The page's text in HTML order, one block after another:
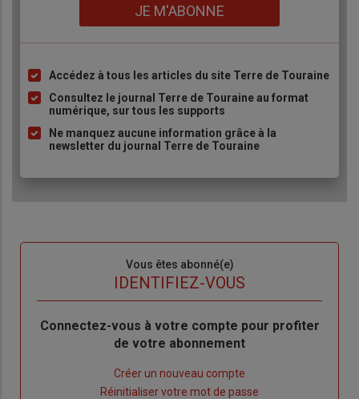
JE M'ABONNE
Liste
à
puce
Accédez à tous les articles du site Terre de Touraine
Consultez le journal Terre de Touraine au format
numérique, sur tous les supports
Ne manquez aucune information grâce à la
newsletter du journal Terre de Touraine
Vous êtes abonné(e)
IDENTIFIEZ-VOUS
Body
Connectez-vous à votre compte pour profiter
de votre abonnement
Créer un nouveau compte
Réinitialiser votre mot de passe